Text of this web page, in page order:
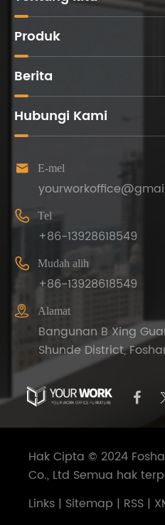
Produk
Berita
Hubungi Kami
 E-mel
 Tel
+86-13928618549
 Mudah alih
+86-13928618549
 Alamat
Bangunan B Xing
Shunde District,
Hak Cipta © 2024
Co., Ltd Semua hak
Links | Sitemap | RSS |